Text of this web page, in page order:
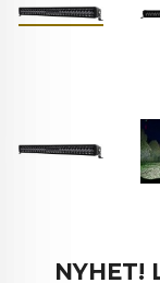
NYHET!